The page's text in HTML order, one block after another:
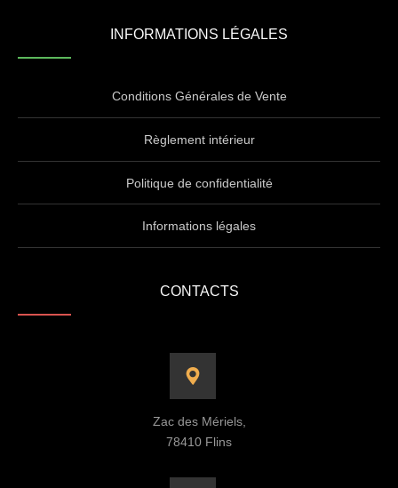
INFORMATIONS LÉGALES
Conditions Générales de Vente
Règlement intérieur
Politique de confidentialité
Informations légales
CONTACTS
Zac des Mériels,
78410 Flins